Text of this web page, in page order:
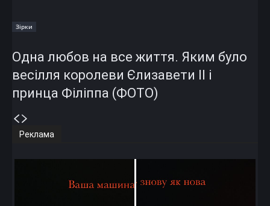
Зірки
Одна любов на все життя. Яким було
весілля королеви Єлизавети II і
принца Філіппа (ФОТО)
Реклама